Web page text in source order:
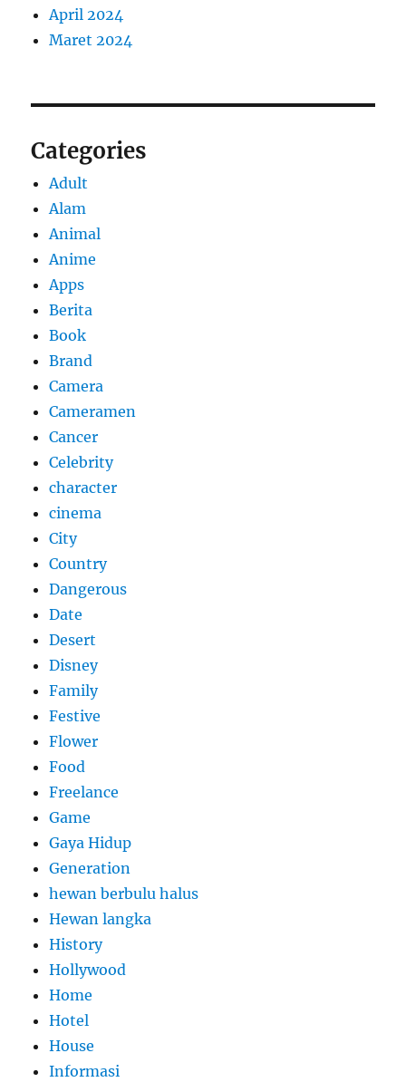
April 2024
Maret 2024
Categories
Adult
Alam
Animal
Anime
Apps
Berita
Book
Brand
Camera
Cameramen
Cancer
Celebrity
character
cinema
City
Country
Dangerous
Date
Desert
Disney
Family
Festive
Flower
Food
Freelance
Game
Gaya Hidup
Generation
hewan berbulu halus
Hewan langka
History
Hollywood
Home
Hotel
House
Informasi